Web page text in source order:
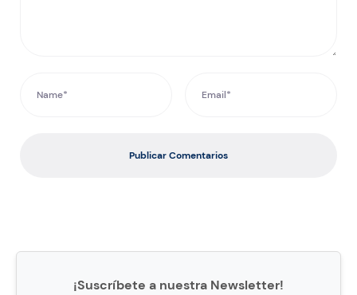
Publicar Comentarios
¡Suscríbete a nuestra Newsletter!